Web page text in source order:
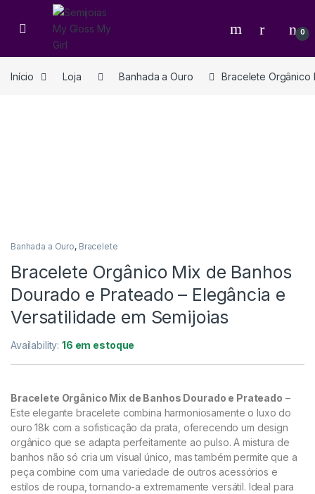
0
Início Loja Banhada a Ouro Bracelete Orgânico
Banhada a Ouro, Bracelete
Bracelete Orgânico Mix de Banhos
Dourado e Prateado – Elegância e
Versatilidade em Semijoias
Availability:16 em estoque
Bracelete Orgânico Mix de Banhos Dourado e Prateado –
Este elegante bracelete combina harmoniosamente o luxo do
ouro 18k com a sofisticação da prata, oferecendo um design
orgânico que se adapta perfeitamente ao pulso. A mistura de
banhos não só cria um visual único, mas também permite que a
peça combine com uma variedade de outros acessórios e
estilos de roupa, tornando-a extremamente versátil. Ideal para